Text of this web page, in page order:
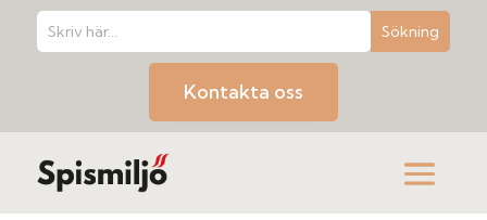
Kontakta oss